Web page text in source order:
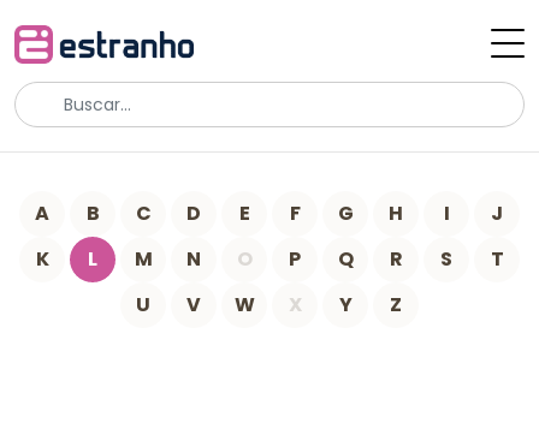
A B C D E F G H I
J
K
L M N O P Q R S
T
U
V W X Y Z